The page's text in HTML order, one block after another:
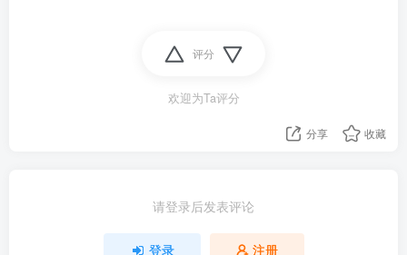
评分
欢迎为Ta评分
分享 收藏
请登录后发表评论
登录 注册